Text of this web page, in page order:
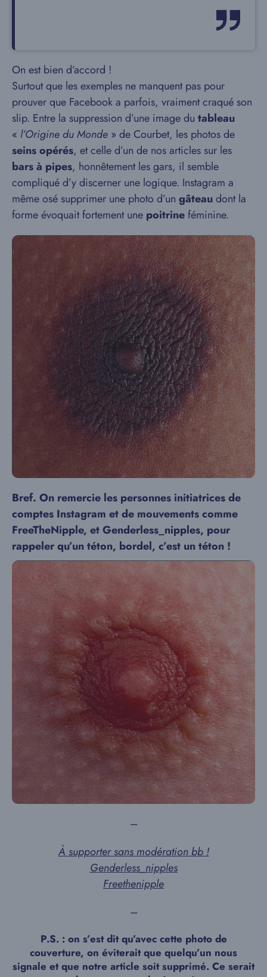
On est bien d’accord !
Surtout que les exemples ne manquent pas pour
prouver que Facebook a parfois, vraiment craqué son
slip. Entre la suppression d’une image du tableau
« l’Origine du Monde » de Courbet, les photos de
seins opérés, et celle d’un de nos articles sur les
bars à pipes, honnêtement les gars, il semble
compliqué d’y discerner une logique. Instagram a
même osé supprimer une photo d’un gâteaudont la
forme évoquait fortement une poitrineféminine.
Bref. On remercie les personnes initiatrices de
comptes Instagram et de mouvements comme
FreeTheNipple, et Genderless_nipples, pour
rappeler qu’un téton, bordel, c’est un téton !
–
À supporter sans modération bb !
Genderless_nipples
Freethenipple
–
P.S. : on s’est dit qu’avec cette photo de
couverture, on éviterait que quelqu’un nous
signale et que notre article soit supprimé. Ce serait